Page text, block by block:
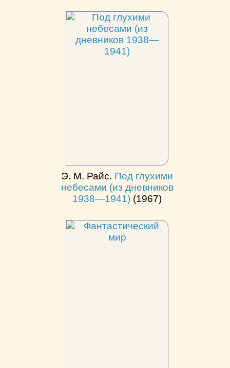
Э. М. Райс. Под глухими
небесами (из дневников
1938—1941) (1967)